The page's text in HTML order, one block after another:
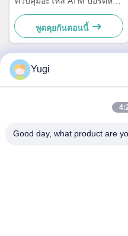
CCA Discovery
49242480000B
พูดคุยกันตอนนี้
ห้อง 502 อาคาร 5 สวนอสั
Yugi
Good day, what product are